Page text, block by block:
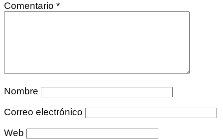
Comentario *
Nombre
Correo electrónico
Web